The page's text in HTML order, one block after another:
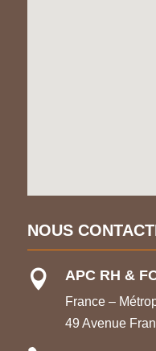
NOUS
 APC RH &
France –
49 Avenue